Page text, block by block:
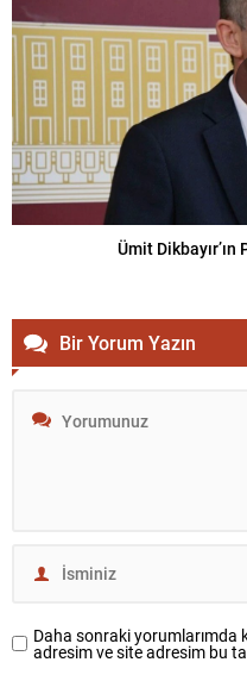
Ümit
Bir Yorum Yazın
Daha sonraki yorumlarımda
adresim ve site adresim bu